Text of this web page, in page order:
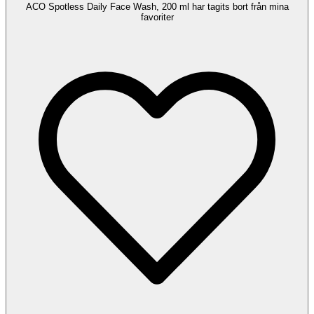
ACO Spotless Daily Face Wash, 200 ml har tagits bort från mina
favoriter